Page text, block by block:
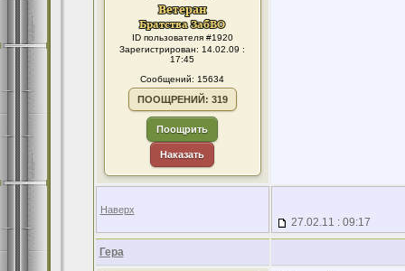
ID пользователя #1920
Зарегистрирован: 14.02.09 :
17:45
Сообщений: 15634
ПООЩРЕНИЙ: 319
Поощрить
Наказать
Наверх
27.02.11 : 09:17
Гера